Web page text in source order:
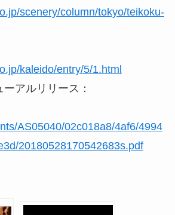
scenery/column/tokyo/teikoku-
kaleido/entry/5/1.html
ーアルリリース：
AS05040/02c018a8/4af6/4994
20180528170542683s.pdf